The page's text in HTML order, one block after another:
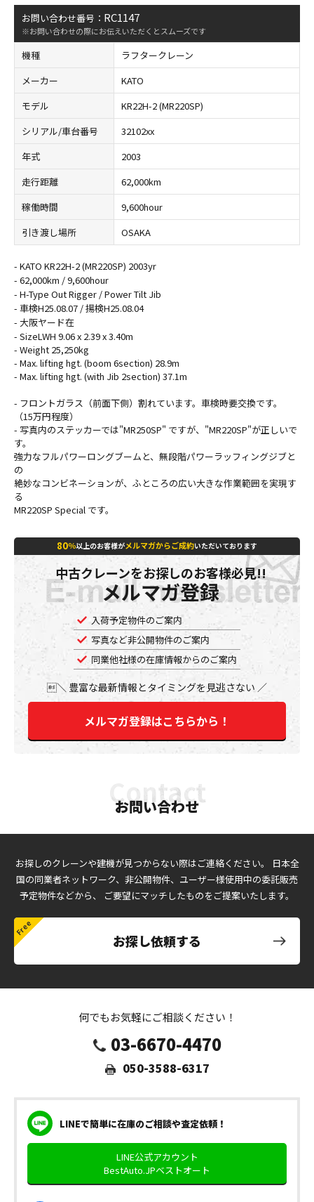
お問い合わせ番号： RC1147
※お問い合わせの際にお伝えいただくとスムーズです
機種
ラフタークレーン
メーカー
KATO
モデル
KR22H-2 (MR220SP)
シリアル/車台番号
32102xx
年式
2003
走行距離
62,000km
稼働時間
9,600hour
引き渡し場所
OSAKA
- KATO KR22H-2 (MR220SP) 2003yr
- 62,000km / 9,600hour
- H-Type Out Rigger / Power Tilt Jib
- 車検H25.08.07 / 揚検H25.08.04
- 大阪ヤード在
- SizeLWH 9.06 x 2.39 x 3.40m
- Weight 25,250kg
- Max. lifting hgt. (boom 6section) 28.9m
- Max. lifting hgt. (with Jib 2section) 37.1m
- フロントガラス（前面下側）割れています。車検時要交換です。
（15万円程度）
- 写真内のステッカーでは"MR250SP" ですが、"MR220SP"が正しいで
す。
強力なフルパワーロングブームと、無段階パワーラッフィングジブと
の
絶妙なコンビネーションが、ふところの広い大きな作業範囲を実現す
る
MR220SP Special です。
80％以上のお客様がメルマガからご成約いただいております
中古クレーンをお探しのお客様必見!!
メルマガ登録
入荷予定物件のご案内
写真など非公開物件のご案内
同業他社様の在庫情報からのご案内
豊富な最新情報とタイミングを見逃さない
メルマガ登録はこちらから！
お問い合わせ
お探しのクレーンや建機が見つからない際はご連絡ください。
日本全
国の同業者ネットワーク、非公開物件、ユーザー様使用中の委託販売
予定物件などから、
ご要望にマッチしたものをご提案いたします。
お探し依頼する
何でもお気軽にご相談ください！
03-6670-4470
050-3588-6317
LINEで簡単に在庫のご相談や査定依頼！
LINE公式アカウント
BestAuto.JPベストオート